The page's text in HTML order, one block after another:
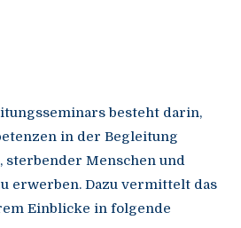
besteht darin,
in der Begleitung
Menschen und
erwerben. Dazu vermittelt das
Einblicke in folgende